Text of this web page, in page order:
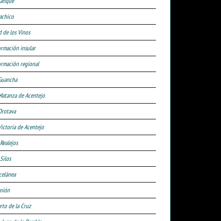
de los Vinos
insular
regional
de Acentejo
de Acentejo
de la Cruz